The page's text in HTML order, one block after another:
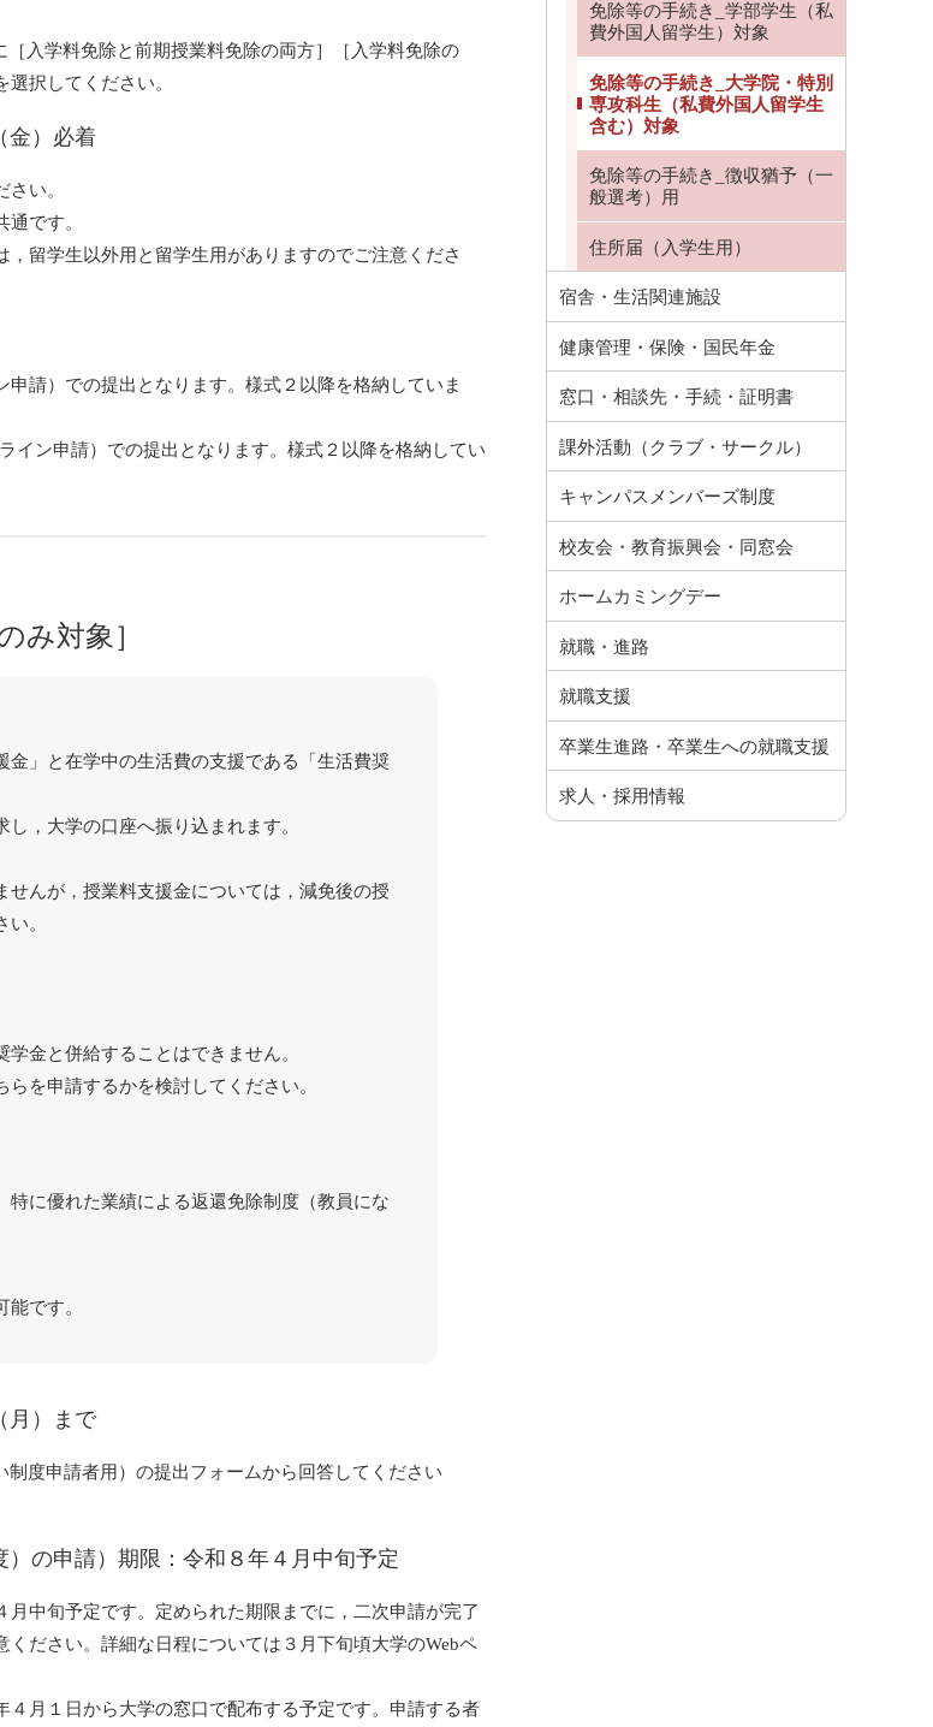
入学料免除と前期授業料免除の両方］［入学料免除の
択してください。
金）必着
い。
です。
留学生以外用と留学生用がありますのでご注意くださ
申請）での提出となります。様式２以降を格納していま
イン申請）での提出となります。様式２以降を格納してい
み対象］
」と在学中の生活費の支援である「生活費奨
，大学の口座へ振り込まれます。
んが，授業料支援金については，減免後の授
。
金と併給することはできません。
を申請するかを検討してください。
特に優れた業績による返還免除制度（教員にな
です。
月）まで
度申請者用）の提出フォームから回答してください
の申請）期限：令和８年４月中旬予定
中旬予定です。定められた期限までに，二次申請が完了
ださい。詳細な日程については３月下旬頃大学のWebペ
月１日から大学の窓口で配布する予定です。申請する者
免除等の手続き_学部学生（私
費外国人留学生）対象
免除等の手続き_大学院・特別
専攻科生（私費外国人留学生
含む）対象
免除等の手続き_徴収猶予（一
般選考）用
住所届（入学生用）
宿舎・生活関連施設
健康管理・保険・国民年金
窓口・相談先・手続・証明書
課外活動（クラブ・サークル）
キャンパスメンバーズ制度
校友会・教育振興会・同窓会
ホームカミングデー
就職・進路
就職支援
卒業生進路・卒業生への就職支援
求人・採用情報